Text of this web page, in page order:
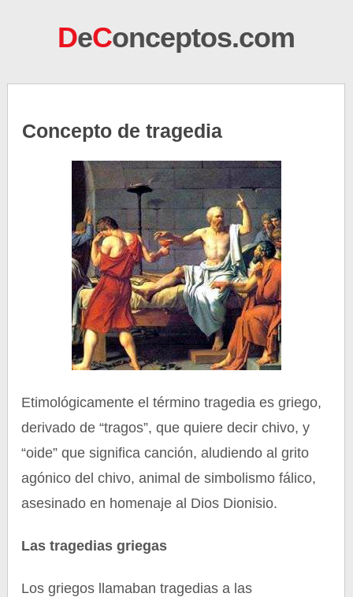
DeConceptos.com
Concepto de tragedia
Etimológicamente el término tragedia es griego,
derivado de “tragos”, que quiere decir chivo, y
“oide” que significa canción, aludiendo al grito
agónico del chivo, animal de simbolismo fálico,
asesinado en homenaje al Dios Dionisio.
Las tragedias griegas
Los griegos llamaban tragedias a las